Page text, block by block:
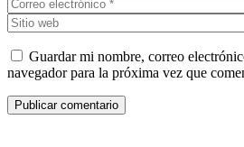
Guardar mi nombre, correo
navegador para la próxima vez que